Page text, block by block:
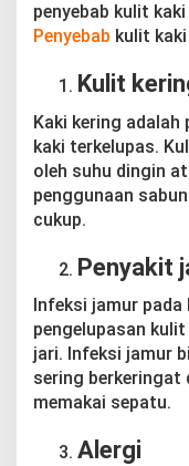
penyebab kulit kaki
Penyebab kulit
Kulit
Kaki kering adalah
kaki terkelupas.
oleh suhu dingin
penggunaan
cukup.
Penyakit
Infeksi jamur pada
pengelupasan
jari. Infeksi jamur
sering berkeringat
memakai sepatu.
Alergi